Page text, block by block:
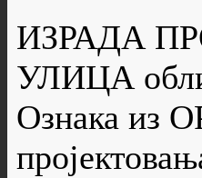
ИЗРАДА
УЛИЦА
Ознака из